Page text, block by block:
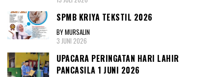
SPMB KRIYA TEKSTIL 2026
BY MURSALIN
3 JUNI 2026
UPACARA PERINGATAN HARI LAHIR
PANCASILA 1 JUNI 2026